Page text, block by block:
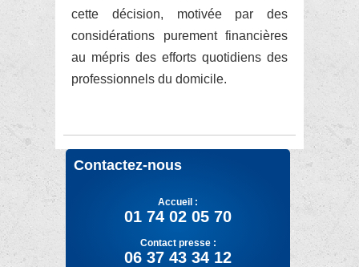
cette décision, motivée par des
considérations purement financières
au mépris des efforts quotidiens des
professionnels du domicile.
Contactez-nous
Accueil :
01 74 02 05 70
Contact presse :
06 37 43 34 12